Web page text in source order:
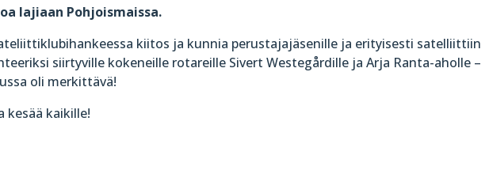
lajiaan Pohjoismaissa.
kiitos ja kunnia perustajajäsenille ja erityisesti satelliittiin
siirtyville kokeneille rotareille Sivert Westegårdille ja Arja Ranta-aholle –
oli merkittävä!
kesää kaikille!